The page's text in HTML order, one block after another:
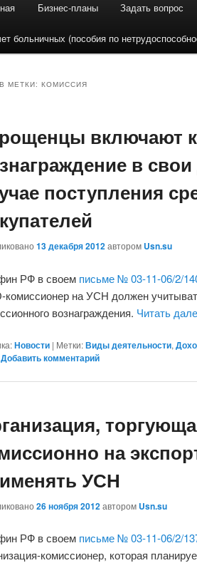
к основному содержимому
к дополнительному содержимому
Бизнес-планы Задать вопрос
больничных (пособия по
МЕТКИ: КОМИССИЯ
включают
в
поступления
13 декабря 2012автором Usn.su
РФ в своем письме № 03-11-06/2/
на УСН должен
вознаграждения. Читать
Новости | Метки:Виды деятельности,
Добавить комментарий
на
УСН
26 ноября 2012автором Usn.su
РФ в своем письме № 03-11-06/2/
комиссионер, которая